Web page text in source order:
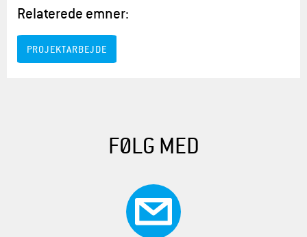
Relaterede emner:
PROJEKTARBEJDE
FØLG MED